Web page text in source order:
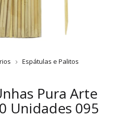
Espátulas e Palitos
Pura Arte
Unidades 095